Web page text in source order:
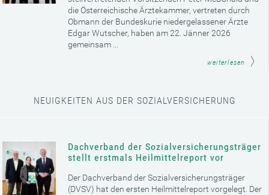
die Österreichische Ärztekammer, vertreten durch
Obmann der Bundeskurie niedergelassener Ärzte
Edgar Wutscher, haben am 22. Jänner 2026
gemeinsam ...
weiterlesen
NEUIGKEITEN AUS DER SOZIALVERSICHERUNG
Dachverband der Sozialversicherungsträger
stellt erstmals Heilmittelreport vor
Der Dachverband der Sozialversicherungsträger
(DVSV) hat den ersten Heilmittelreport vorgelegt. Der